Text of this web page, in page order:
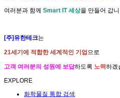
여러분과 함께 Smart IT 세상을 만들어 갑니
[주]유한테크는
21세기에 적합한 세계적인 기업 으로
고객 여러분의 성원에 보답하도록 노력하겠
EXPLORE
화학물질 통합 검색